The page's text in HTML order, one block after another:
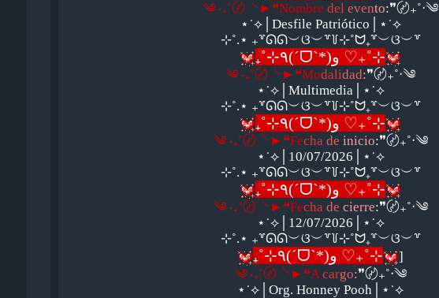
༄ ‧₊˚〄╰►❝Nombre del evento:❞〄₊˚‧༄
⋆˙⟡│Desfile Patriótico│⋆˙⟡
⊹˚.⋆ ₊꒷ᘏᘏ︶ଓ︶꒷꒦⊹˚ᗢ₊꒷︶ଓ︶꒷
₊˚⊹٩(ˊᗜˋ*)و ♡₊˚⊹
༄ ‧₊˚〄╰►❝Modalidad:❞〄₊˚‧༄
⋆˙⟡│Multimedia│⋆˙⟡
⊹˚.⋆ ₊꒷ᘏᘏ︶ଓ︶꒷꒦⊹˚ᗢ₊꒷︶ଓ︶꒷
₊˚⊹٩(ˊᗜˋ*)و ♡₊˚⊹
༄ ‧₊˚〄╰►❝Fechade inicio:❞〄₊˚‧༄
⋆˙⟡│10/07/2026│⋆˙⟡
⊹˚.⋆ ₊꒷ᘏᘏ︶ଓ︶꒷꒦⊹˚ᗢ₊꒷︶ଓ︶꒷
₊˚⊹٩(ˊᗜˋ*)و ♡₊˚⊹
༄ ‧₊˚〄╰►❝Fechade cierre:❞〄₊˚‧༄
⋆˙⟡│12/07/2026│⋆˙⟡
⊹˚.⋆ ₊꒷ᘏᘏ︶ଓ︶꒷꒦⊹˚ᗢ₊꒷︶ଓ︶꒷
₊˚⊹٩(ˊᗜˋ*)و ♡₊˚⊹
]
༄ ‧₊˚〄╰►❝A cargo:❞〄₊˚‧༄
⋆˙⟡│Org. Honney Pooh│⋆˙⟡